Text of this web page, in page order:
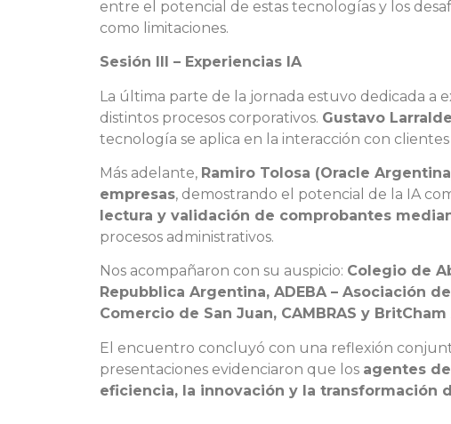
entre el potencial de estas tecnologías y los
como limitaciones.
Sesión III – Experiencias IA
La última parte de la jornada estuvo dedicada a
distintos procesos corporativos. Gustavo
tecnología se aplica en la interacción con clientes
Más adelante, Ramiro Tolosa (Oracle
empresas, demostrando el potencial de la IA
lectura y validación de comprobantes
procesos administrativos.
Nos acompañaron con su auspicio: Colegio de
Repubblica Argentina, ADEBA – Asociación
Comercio de San Juan, CAMBRAS y
El encuentro concluyó con una reflexión
presentaciones evidenciaron que los agentes
eficiencia, la innovación y la transformación